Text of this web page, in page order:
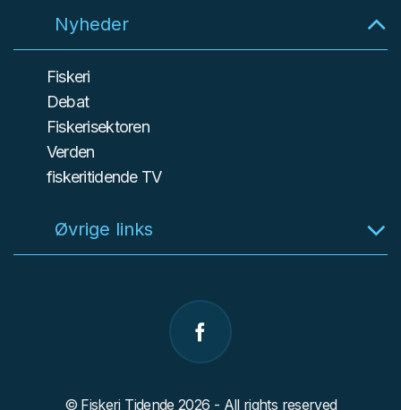
Nyheder
Fiskeri
Debat
Fiskerisektoren
Verden
fiskeritidende TV
Øvrige links
© Fiskeri Tidende 2026 - All rights reserved